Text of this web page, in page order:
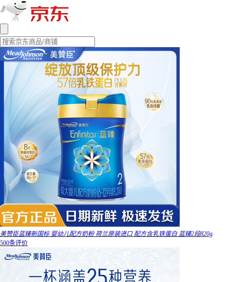
美赞臣蓝臻新国标 婴幼儿配方奶粉 荷兰原装进口 配方含乳铁蛋白 蓝臻2段820g
500条评价